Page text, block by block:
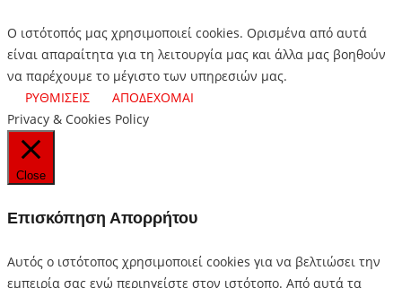
Ο ιστότοπός μας χρησιμοποιεί cookies. Ορισμένα από αυτά
είναι απαραίτητα για τη λειτουργία μας και άλλα μας βοηθούν
να παρέχουμε το μέγιστο των υπηρεσιών μας.
ΡΥΘΜΙΣΕΙΣ
ΑΠΟΔΕΧΟΜΑΙ
Privacy & Cookies Policy
Close
Επισκόπηση Απορρήτου
Αυτός ο ιστότοπος χρησιμοποιεί cookies για να βελτιώσει την
εμπειρία σας ενώ περιηγείστε στον ιστότοπο. Από αυτά τα